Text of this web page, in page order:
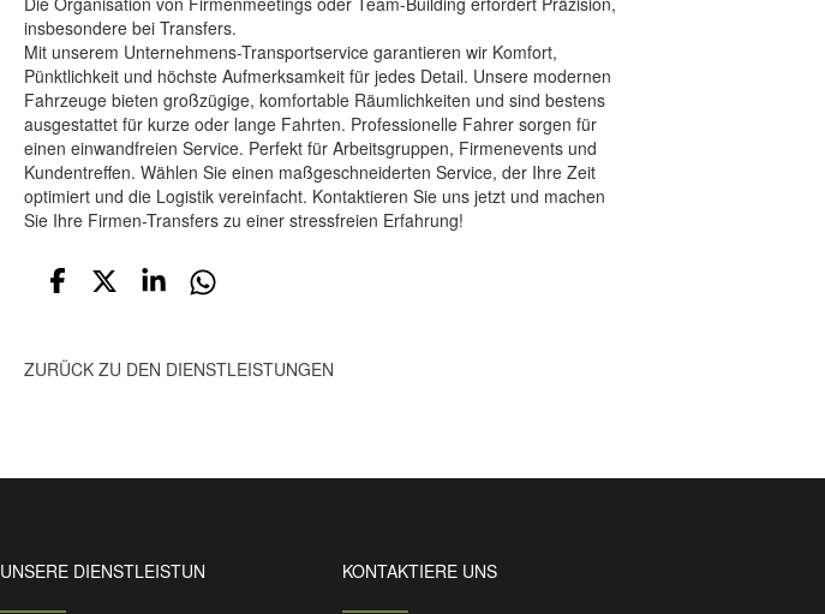
insbesondere bei Transfers.
Mit unserem Unternehmens-Transportservice garantieren wir Komfort,
Pünktlichkeit und höchste Aufmerksamkeit für jedes Detail. Unsere modernen
Fahrzeuge bieten großzügige, komfortable Räumlichkeiten und sind bestens
ausgestattet für kurze oder lange Fahrten. Professionelle Fahrer sorgen für
einen einwandfreien Service. Perfekt für Arbeitsgruppen, Firmenevents und
Kundentreffen. Wählen Sie einen maßgeschneiderten Service, der Ihre Zeit
optimiert und die Logistik vereinfacht. Kontaktieren Sie uns jetzt und machen
Sie Ihre Firmen-Transfers zu einer stressfreien Erfahrung!
ZURÜCK ZU DEN DIENSTLEISTUNGEN
UNSERE DIENSTLEISTUN KONTAKTIERE UNS